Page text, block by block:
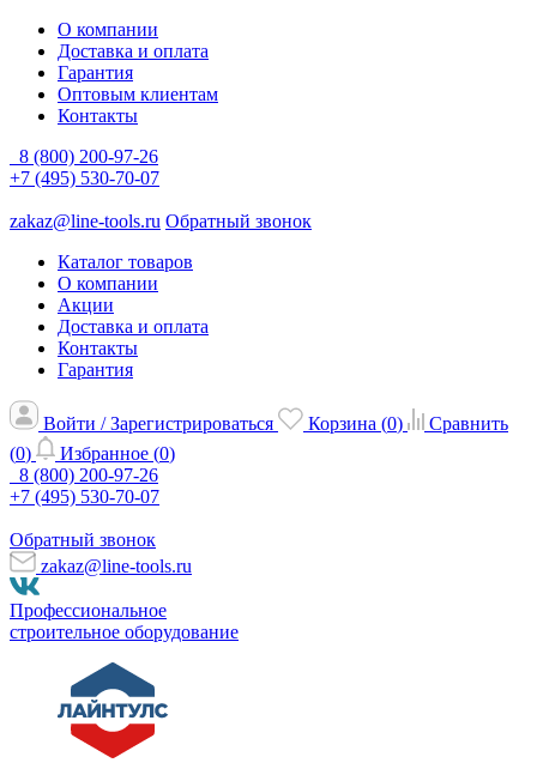
О компании
Доставка и оплата
Гарантия
Оптовым клиентам
Контакты
8 (800) 200-97-26
+7 (495) 530-70-07
zakaz@line-tools.ru Обратный звонок
Каталог товаров
О компании
Акции
Доставка и оплата
Контакты
Гарантия
Войти / Зарегистрироваться Корзина (0)
Сравнить
(0) Избранное (0)
8 (800) 200-97-26
+7 (495) 530-70-07
Обратный звонок
zakaz@line-tools.ru
Профессиональное
строительное оборудование